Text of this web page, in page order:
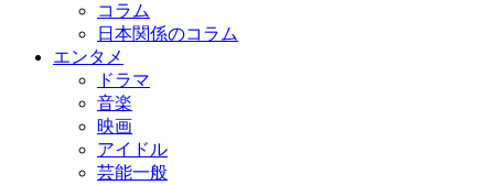
コラム
日本関係のコラム
エンタメ
ドラマ
音楽
映画
アイドル
芸能一般